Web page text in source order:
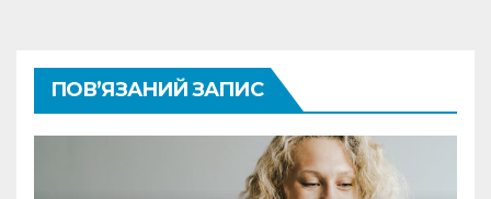
ПОВ’ЯЗАНИЙ ЗАПИС